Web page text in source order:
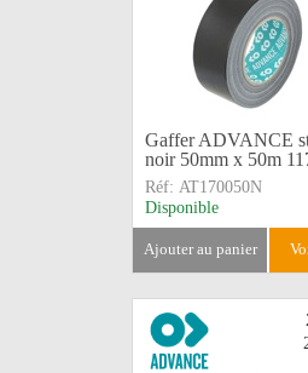
Gaffer ADVANCE
noir 50mm x 50m
Réf: AT170050N
Disponible
ajouter au panier